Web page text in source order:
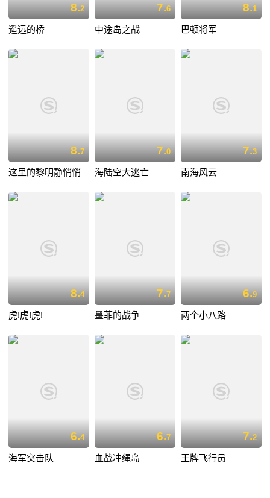
8.2
遥远的桥
7.6
中途岛之战
8.1
巴顿将军
8.7
这里的黎明静悄悄
7.0
海陆空大逃亡
7.3
南海风云
8.4
虎!虎!虎!
7.7
墨菲的战争
6.9
两个小八路
6.4
海军突击队
6.7
血战冲绳岛
7.2
王牌飞行员